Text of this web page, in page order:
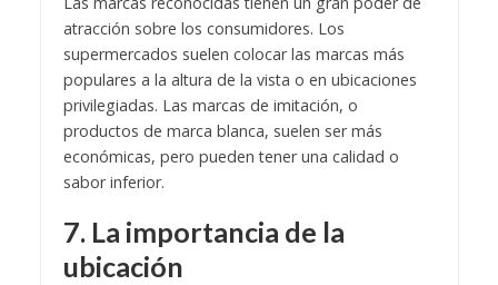
atracción sobre los consumidores. Los
supermercados suelen colocar las marcas más
populares a la altura de la vista o en ubicaciones
privilegiadas. Las marcas de imitación, o
productos de marca blanca, suelen ser más
económicas, pero pueden tener una calidad o
sabor inferior.
7. La importancia de la
ubicación